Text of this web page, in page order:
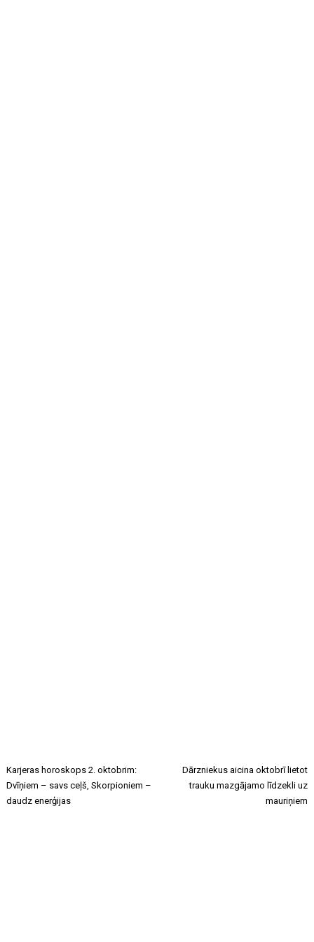
Karjeras horoskops 2. oktobrim:
Dvīņiem – savs ceļš, Skorpioniem –
daudz enerģijas
Dārzniekus aicina oktobrī lietot
trauku mazgājamo līdzekli uz
mauriņiem